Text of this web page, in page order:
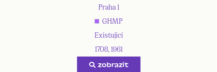
Praha 1
GHMP
Existující
1708, 1961
zobrazit